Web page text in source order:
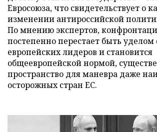
Евросоюза, что свидетельствует о
изменении антироссийской
По мнению экспертов,
постепенно перестает быть
европейских лидеров и становится
общеевропейской нормой,
пространство для маневра даже
осторожных стран ЕС.